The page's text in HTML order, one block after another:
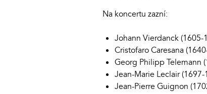
Na koncertu zazní:
Johann Vierdanck (1605-
Cristofaro Caresana
Georg Philipp Telemann
Jean-Marie Leclair
Jean-Pierre Guignon